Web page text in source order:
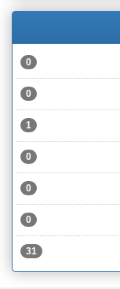
0
0
1
0
0
0
31